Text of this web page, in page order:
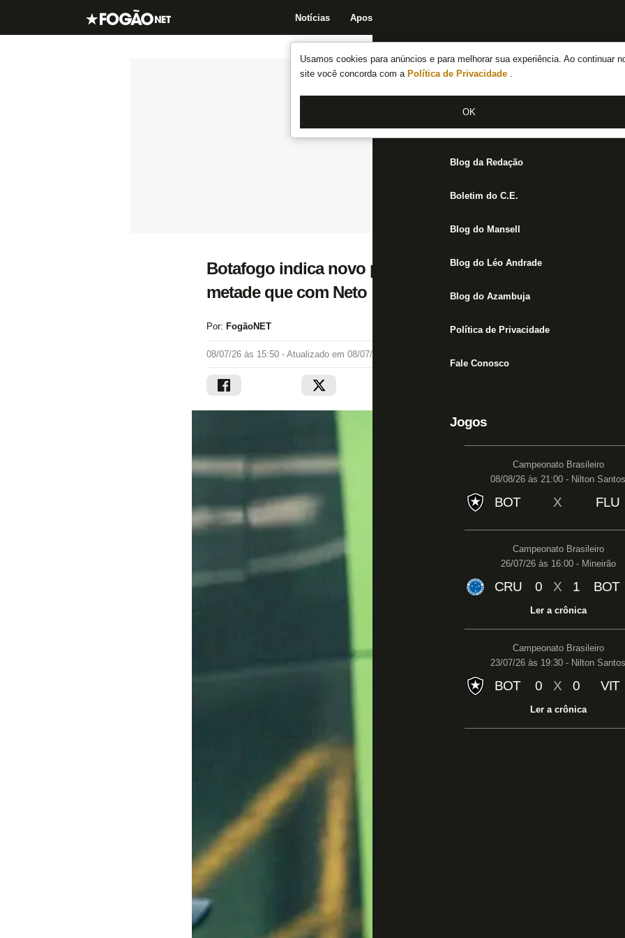
Usamos cookies para anúncios e para melhorar sua experiência. Ao continuar
site você concorda com a Política de Privacidade .
OK
Notícias Apostas
Notícias do Botafogo
Fórum
Jogos
Blog da Redação
Boletim do C.E.
Blog do Mansell
Blog do Léo Andrade
Blog do Azambuja
Política de Privacidade
Fale Conosco
Jogos
Campeonato Brasileiro
08/08/26 às 21:00 - Nilton Santos
BOT X FLU
Campeonato Brasileiro
26/07/26 às 16:00 - Mineirão
CRU 0 X 1 BOT
Ler a crônica
Campeonato Brasileiro
23/07/26 às 19:30 - Nilton Santos
BOT 0 X 0 VIT
Ler a crônica
Botafogo indica novo perfil e vai gastar com Warleson e
metade que com Neto
Por: FogãoNET
08/07/26 às 15:50 - Atualizado em 08/07/26 às 15:50